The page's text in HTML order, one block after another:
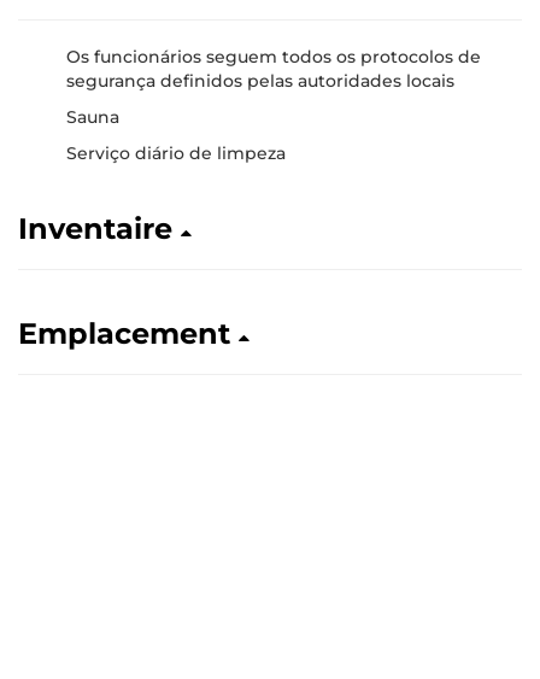
Os funcionários seguem todos os protocolos de
segurança definidos pelas autoridades locais
Sauna
Serviço diário de limpeza
Inventaire
Emplacement